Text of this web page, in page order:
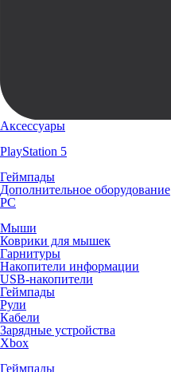
Аксессуары
PlayStation 5
Геймпады
Дополнительное оборудование
PC
Мыши
Коврики для мышек
Гарнитуры
Накопители информации
USB-накопители
Геймпады
Рули
Кабели
Зарядные устройства
Xbox
Геймпады